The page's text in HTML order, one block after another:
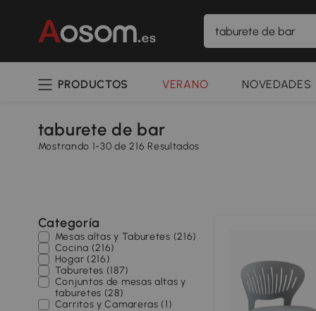
PRODUCTOS VERANO NOVEDADES
taburete de bar
Mostrando 1-30 de 216 Resultados
Categoría
Mesas altas y Taburetes (216)
Cocina (216)
Hogar (216)
Taburetes (187)
Conjuntos de mesas altas y
taburetes (28)
Carritos y Camareras (1)